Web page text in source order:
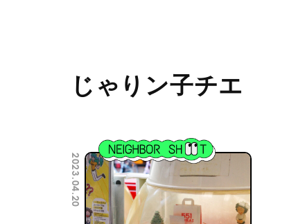
じゃりン子チエ
2023.04.20